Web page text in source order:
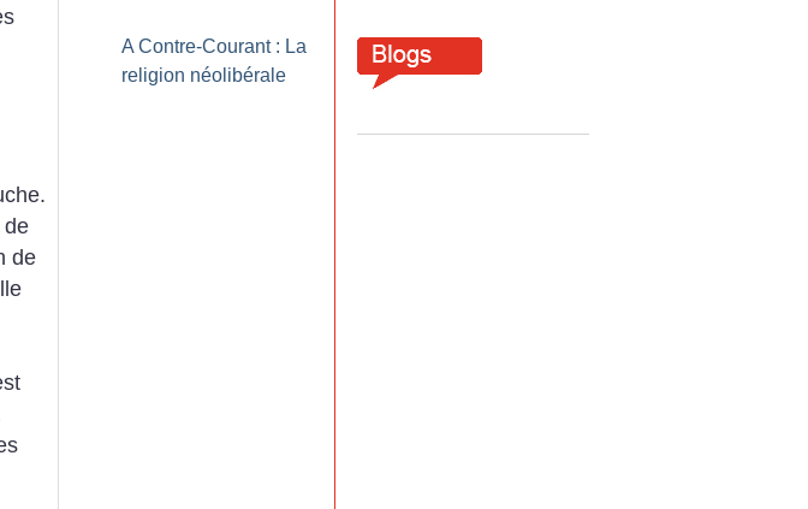
de
de
A Contre-Courant : La
religion néolibérale